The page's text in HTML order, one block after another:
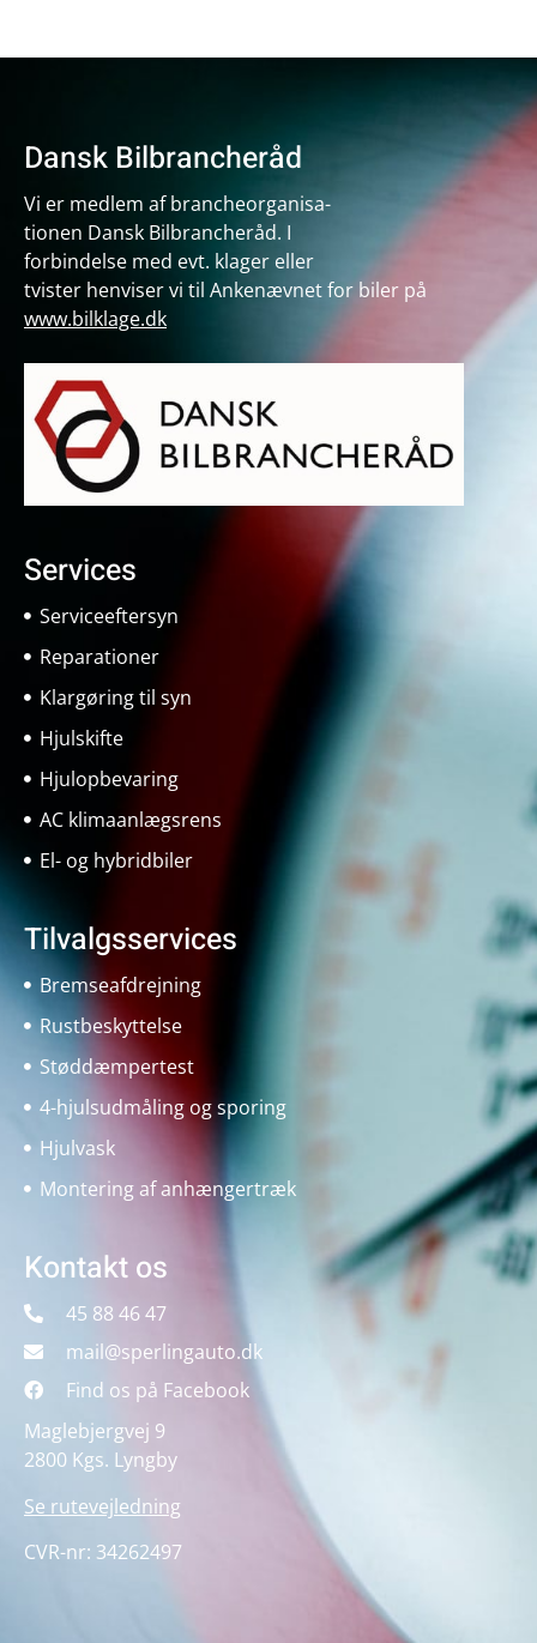
Dansk Bilbrancheråd
Vi er medlem af brancheorganisa-
tionen Dansk Bilbrancheråd. I
forbindelse med evt. klager eller
tvister henviser vi til Ankenævnet for biler på
www.bilklage.dk
Services
Serviceeftersyn
Reparationer
Klargøring til syn
Hjulskifte
Hjulopbevaring
AC klimaanlægsrens
El- og hybridbiler
Tilvalgsservices
Bremseafdrejning
Rustbeskyttelse
Støddæmpertest
4-hjulsudmåling og sporing
Hjulvask
Montering af anhængertræk
Kontakt os
45 88 46 47
mail@sperlingauto.dk
Find os på Facebook
Maglebjergvej 9
2800 Kgs. Lyngby
Se rutevejledning
CVR-nr: 34262497